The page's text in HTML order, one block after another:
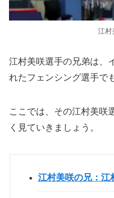
江村
江村美咲選手の兄弟は、
れたフェンシング選手で
ここでは、その江村美咲
く見ていきましょう。
江村美咲の兄：江